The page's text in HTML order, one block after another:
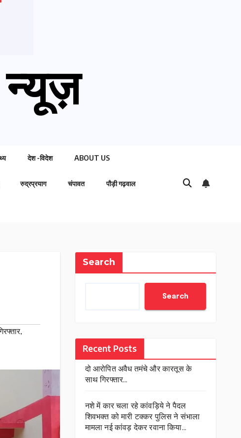
न्यूज़
देश -विदेश ABOUT US
रुद्रप्रयाग चंपावत पौड़ी गढ़वाल
,
Search
Search
Recent Posts
दो आरोपित अवैध तमंचे और कारतूस के
साथ गिरफ्तार…
नशे में कार चला रहे कांवड़िये ने पैदल
शिवभक्त को मारी टक्कर पुलिस ने संभाला
मामला नई कांवड़ देकर रवाना किया…